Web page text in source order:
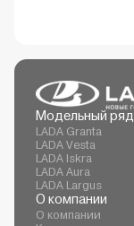
Модельный ряд
LADA Granta
LADA Vesta
LADA Iskra
LADA Aura
LADA Largus
О компании
О компании